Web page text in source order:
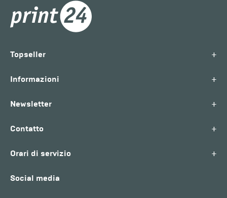
Topseller +
Informazioni +
Newsletter +
Contatto +
Orari di servizio +
Social media